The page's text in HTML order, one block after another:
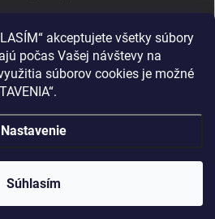
akceptujete všetky súbory
počas Vašej návštevy na
súborov cookies je možné
Nastavenie
Súhlasím
Vytvoril Shoptet
u Vierky. Všetky práva vyhradené.